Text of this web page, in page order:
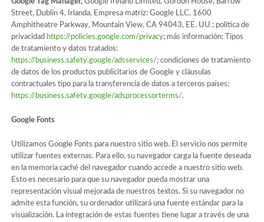
Street, Dublín 4, Irlanda, Empresa matriz: Google LLC, 1600
Amphitheatre Parkway, Mountain View, CA 94043, EE. UU.; política de
privacidad https://policies.google.com/privacy; más información: Tipos
de tratamiento y datos tratados:
https://business.safety.google/adsservices/; condiciones de tratamiento
de datos de los productos publicitarios de Google y cláusulas
contractuales tipo para la transferencia de datos a terceros países:
https://business.safety.google/adsprocessorterms/.
Google Fonts
Utilizamos Google Fonts para nuestro sitio web. El servicio nos permite
utilizar fuentes externas. Para ello, su navegador carga la fuente deseada
en la memoria caché del navegador cuando accede a nuestro sitio web.
Esto es necesario para que su navegador pueda mostrar una
representación visual mejorada de nuestros textos. Si su navegador no
admite esta función, su ordenador utilizará una fuente estándar para la
visualización. La integración de estas fuentes tiene lugar a través de una